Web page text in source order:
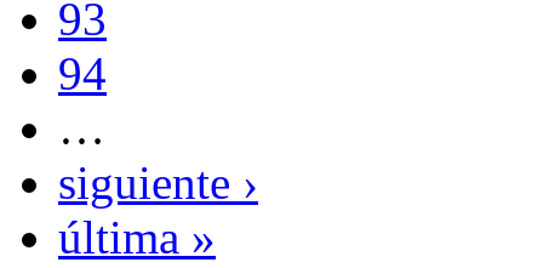
93
94
…
siguiente ›
última »